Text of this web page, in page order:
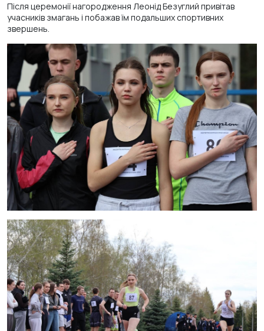
Після церемонії нагородження Леонід Безуглий привітав
учасників змагань і побажав їм подальших спортивних
звершень.